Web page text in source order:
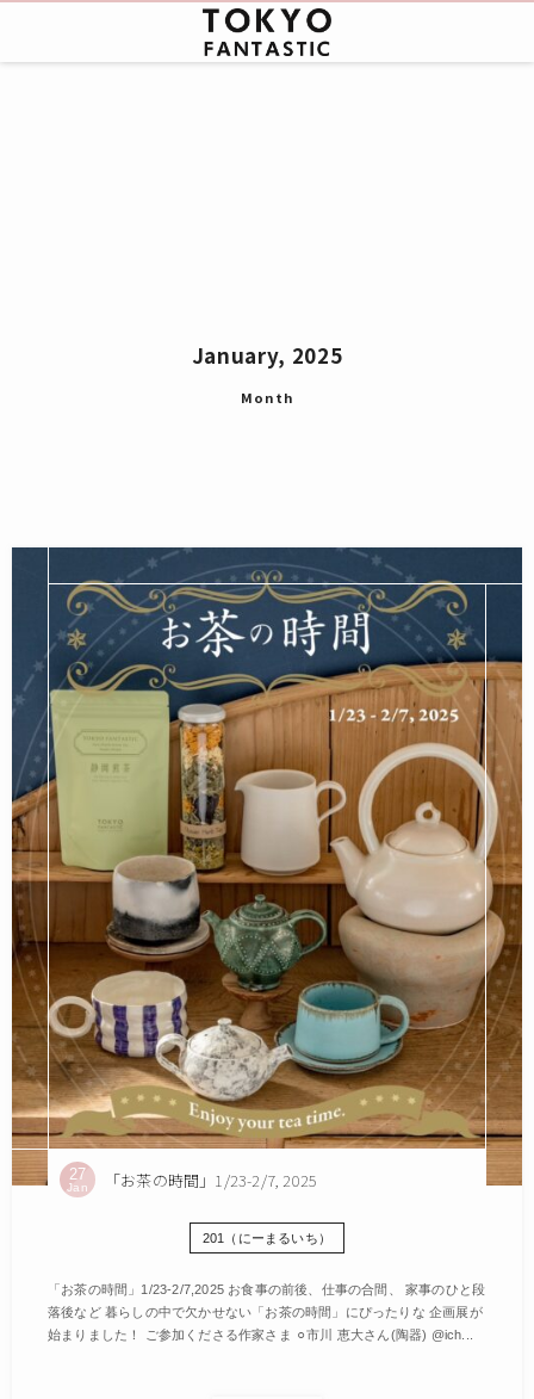
January, 2025
Month
27
Jan 「お茶の時間」1/23-2/7, 2025
201（にーまるいち）
「お茶の時間」1/23-2/7,2025 お食事の前後、仕事の合間、 家事のひと段
落後など 暮らしの中で欠かせない「お茶の時間」にぴったりな 企画展が
始まりました！ ご参加くださる作家さま ⚪︎市川 恵大さん(陶器) @ich...